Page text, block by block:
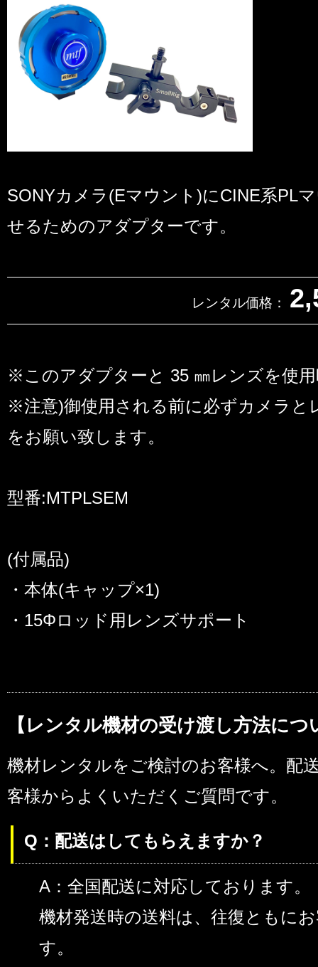
SONYカメラ(Eマウント)にCINE系PL
せるためのアダプターです。
レンタル価格：
※このアダプターと 35 ㎜レンズを使
※注意)御使用される前に必ずカメラと
をお願い致します。
型番:MTPLSEM
(付属品)
・本体(キャップ×1)
・15Φロッド用レンズサポート
【レンタル機材の受け渡し方法につ
機材レンタルをご検討のお客様へ。配
客様からよくいただくご質問です。
Q：配送はしてもらえますか？
A：全国配送に対応しております。
機材発送時の送料は、往復ともに
す。